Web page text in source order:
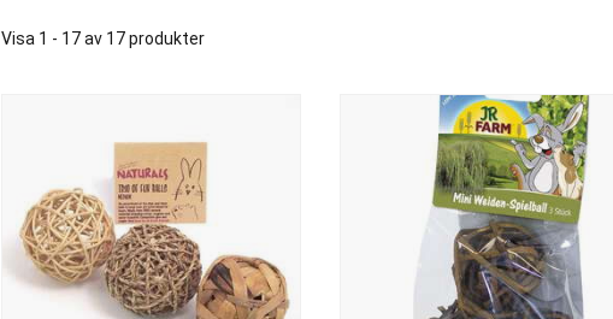
Visa 1 - 17 av 17 produkter